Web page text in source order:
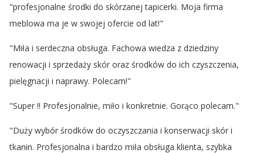
"profesjonalne środki do skórzanej tapicerki. Moja firma
meblowa ma je w swojej ofercie od lat!"
"Miła i serdeczna obsługa. Fachowa wiedza z dziedziny
renowacji i sprzedaży skór oraz środków do ich czyszczenia,
pielęgnacji i naprawy. Polecam!"
"Super !! Profesjonalnie, miło i konkretnie. Gorąco polecam."
"Duży wybór środków do oczyszczania i konserwacji skór i
tkanin. Profesjonalna i bardzo miła obsługa klienta, szybka